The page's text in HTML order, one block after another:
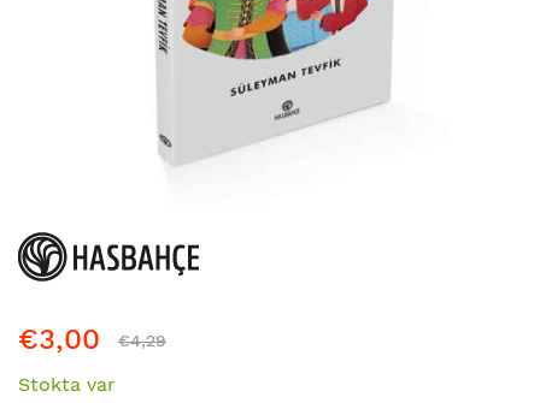
galerisinin
başına
€3,00 €4,29
Stokta var